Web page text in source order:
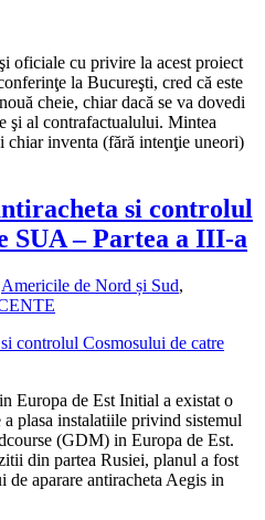
oficiale cu privire la acest proiect
la Bucureşti, cred că este
cheie, chiar dacă se va dovedi
şi al contrafactualului. Mintea
chiar inventa (fără intenţie uneori)
si controlul
SUA – Partea a III-a
Americile de Nord și Sud,
Europa de Est Initial a existat o
plasa instalatiile privind sistemul
(GDM) in Europa de Est.
din partea Rusiei, planul a fost
de aparare antiracheta Aegis in